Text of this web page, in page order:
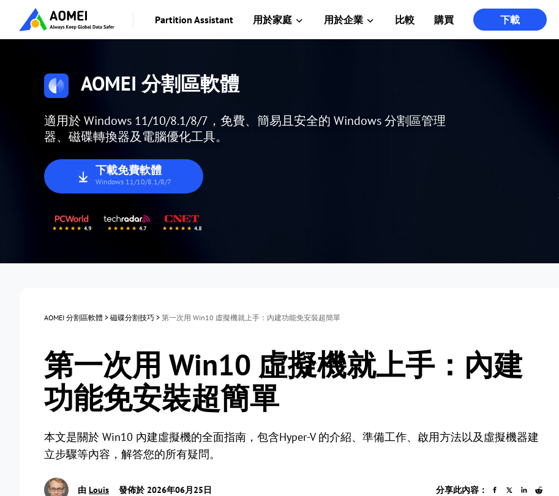
Partition Assistant 用於家庭 用於企業 比較 購買 下載
AOMEI 分割區軟體
適用於 Windows 11/10/8.1/8/7，免費、簡易且安全的 Windows 分割區管理
器、磁碟轉換器及電腦優化工具。
下載免費軟體
Windows 11/10/8.1/8/7
AOMEI 分割區軟體 > 磁碟分割技巧 > 第一次用 Win10 虛擬機就上手：內建功能免安裝超簡單
第一次用 Win10 虛擬機就上手：內建
功能免安裝超簡單
本文是關於 Win10 內建虛擬機的全面指南，包含Hyper-V 的介紹、準備工作、啟用方法以及虛擬機器建
立步驟等內容，解答您的所有疑問。
由 Louis 發佈於 2026年06月25日 分享此內容：